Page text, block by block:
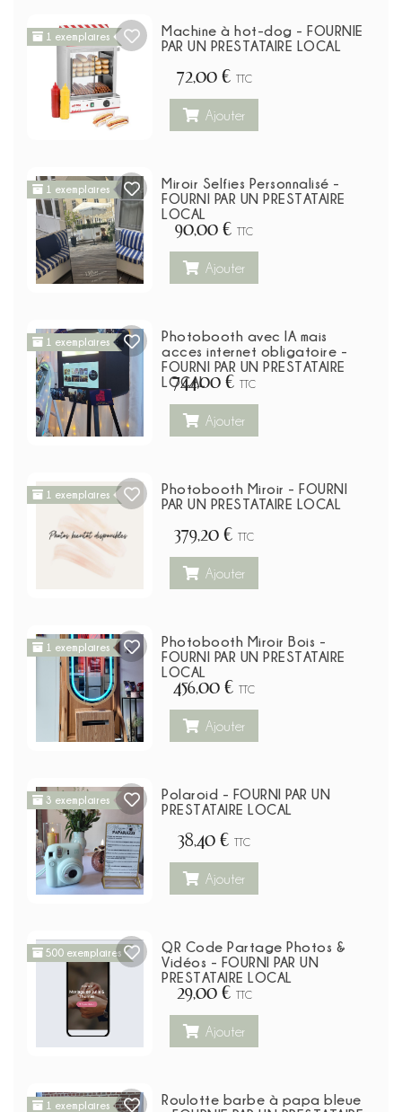
1 exemplaires
Machine à hot-dog - FOURNIE
PAR UN PRESTATAIRE LOCAL
72,00 € TTC
Ajouter
1 exemplaires
Miroir Selfies Personnalisé -
FOURNI PAR UN PRESTATAIRE
LOCAL
90,00 € TTC
Ajouter
1 exemplaires
Photobooth avec IA mais
acces internet obligatoire -
FOURNI PAR UN PRESTATAIRE
LOCAL
744,00 € TTC
Ajouter
1 exemplaires
Photobooth Miroir - FOURNI
PAR UN PRESTATAIRE LOCAL
379,20 € TTC
Ajouter
1 exemplaires
Photobooth Miroir Bois -
FOURNI PAR UN PRESTATAIRE
LOCAL
456,00 € TTC
Ajouter
3 exemplaires
Polaroid - FOURNI PAR UN
PRESTATAIRE LOCAL
38,40 € TTC
Ajouter
500 exemplaires
QR Code Partage Photos &
Vidéos - FOURNI PAR UN
PRESTATAIRE LOCAL
29,00 € TTC
Ajouter
1 exemplaires
Roulotte barbe à papa bleue